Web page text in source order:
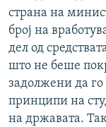
страна на
број на
дел од
што не беше
задолжени да
принципи на
на државата.